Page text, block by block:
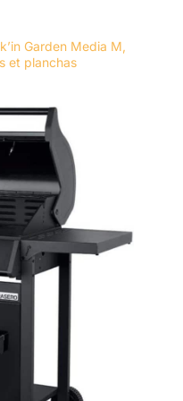
Garden Media M,
et planchas